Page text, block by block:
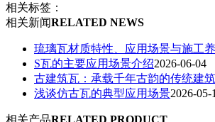
相关标签：
相关新闻RELATED NEWS
琉璃瓦材质特性、应用场景与施工
S瓦的主要应用场景介绍2026-06-04
古建筑瓦：承载千年古韵的传统建
浅谈仿古瓦的典型应用场景2026-05-
相关产品RELATED PRODUCT